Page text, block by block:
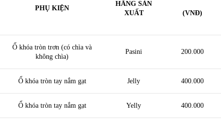
PHỤ KIỆN
HÃNG SẢN
XUẤT
(VNĐ)
Ổ khóa tròn trơn (có chìa và
không chìa)
Pasini 200.000
Ổ khóa tròn tay nắm gạt Jelly 400.000
Ổ khóa tròn tay nắm gạt Yelly 400.000